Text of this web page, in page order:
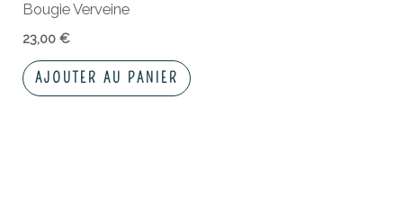
Bougie Verveine
23,00€
AJOUTER AU PANIER